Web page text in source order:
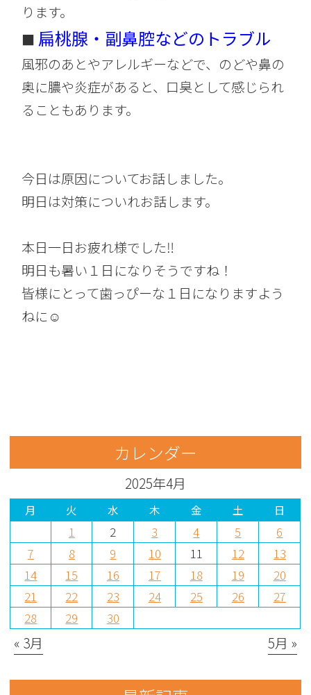
ります。
■ 扁桃腺・副鼻腔などのトラブル
風邪のあとやアレルギーなどで、のどや鼻の
奥に膿や炎症があると、口臭として感じられ
ることもあります。
今日は原因についてお話しました。
明日は対策についれお話します。
本日一日お疲れ様でした‼︎
明日も暑い１日になりそうですね！
皆様にとって歯っぴーな１日になりますよう
ねに☺︎
カレンダー
2025年4月
月 火 水 木 金 土 日
1 2 3 4 5
6
7
8 9 10 11 12
13
14
15 16 17 18 19
20
21
22 23 24 25 26
27
28
29 30
« 3月 5月 »